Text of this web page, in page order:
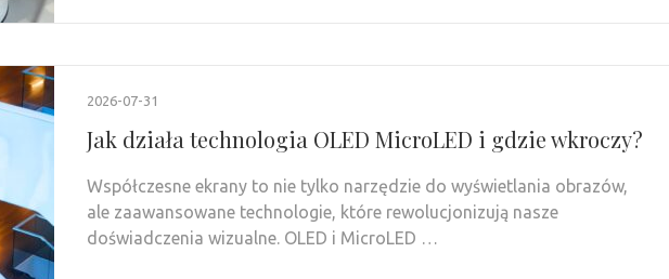
2026-07-31
Jak działa technologia OLED MicroLED i gdzie wkroczy?
Współczesne ekrany to nie tylko narzędzie do wyświetlania obrazów,
ale zaawansowane technologie, które rewolucjonizują nasze
doświadczenia wizualne. OLED i MicroLED …